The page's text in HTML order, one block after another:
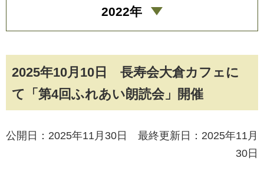
2025年10月10日 長寿会大倉カフェに
て「第4回ふれあい朗読会」開催
公開日：2025年11月30日 最終更新日：2025年11月
30日
2022年